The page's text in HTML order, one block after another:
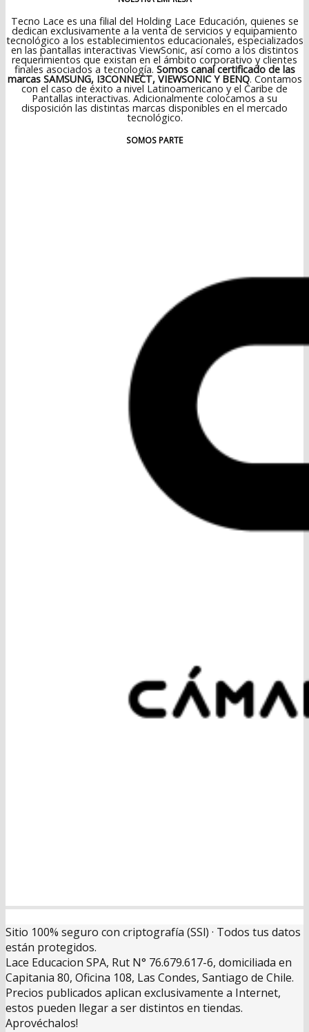
Tecno Lace es una filial del Holding Lace Educación, quienes se
dedican exclusivamente a la venta de servicios y equipamiento
tecnológico a los establecimientos educacionales, especializados
en las pantallas interactivas ViewSonic, así como a los distintos
requerimientos que existan en el ámbito corporativo y clientes
finales asociados a tecnología. Somos canal certificado de las
marcas SAMSUNG, I3CONNECT, VIEWSONIC Y BENQ. Contamos
con el caso de éxito a nivel Latinoamericano y el Caribe de
Pantallas interactivas. Adicionalmente colocamos a su
disposición las distintas marcas disponibles en el mercado
tecnológico.
SOMOS PARTE
Sitio 100% seguro con criptografía (SSl) · Todos tus datos
están protegidos.
Lace Educacion SPA, Rut N° 76.679.617-6, domiciliada en
Capitania 80, Oficina 108, Las Condes, Santiago de Chile.
Precios publicados aplican exclusivamente a Internet,
estos pueden llegar a ser distintos en tiendas.
Aprovéchalos!